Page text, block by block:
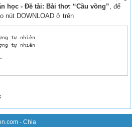
học - Đề tài: Bài thơ: “Cầu vồng”, để
nút DOWNLOAD ở trên
tự nhiên
tự nhiên
chủ đích và khả năng giao tiếp ứng xử
thức kỷ luật trong giờ học
- Chia